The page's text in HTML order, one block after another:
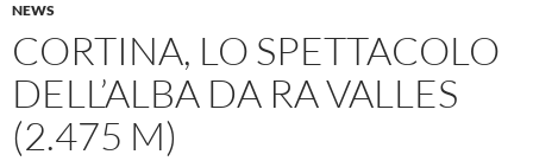
NEWS
CORTINA, LO SPETTACOLO
DELL’ALBA DA RA VALLES
(2.475 M)